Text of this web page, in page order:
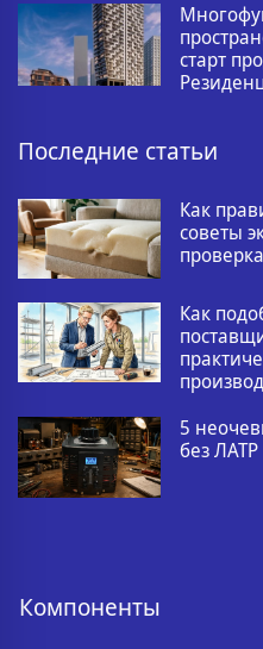
старт
Последние статьи
Как
советы
Как
5
без
Компоненты